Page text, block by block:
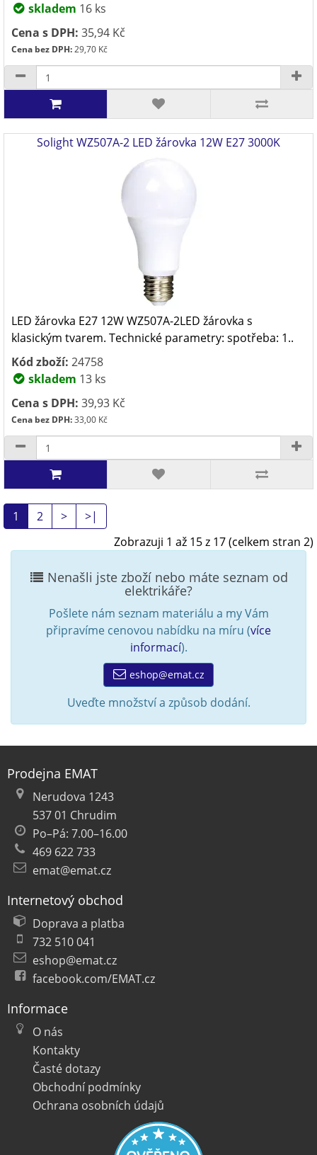
skladem 16 ks
Cena s DPH: 35,94 Kč
Cena bez DPH:29,70 Kč
Solight WZ507A-2 LED žárovka 12W E27 3000K
LED žárovka E27 12W WZ507A-2LED žárovka s
klasickým tvarem. Technické parametry: spotřeba: 1..
Kód zboží: 24758
skladem 13 ks
Cena s DPH: 39,93 Kč
Cena bez DPH:33,00 Kč
1 2 >
>|
Zobrazuji 1 až 15 z 17 (celkem stran 2)
Nenašli jste zboží nebo máte seznam od
elektrikáře?
Pošlete nám seznam materiálu a my Vám
připravíme cenovou nabídku na míru (více
informací).
eshop@emat.cz
Uveďte množství a způsob dodání.
Prodejna EMAT
Nerudova 1243
537 01 Chrudim
Po–Pá: 7.00–16.00
469 622 733
emat@emat.cz
Internetový obchod
Doprava a platba
732 510 041
eshop@emat.cz
facebook.com/EMAT.cz
Informace
O nás
Kontakty
Časté dotazy
Obchodní podmínky
Ochrana osobních údajů